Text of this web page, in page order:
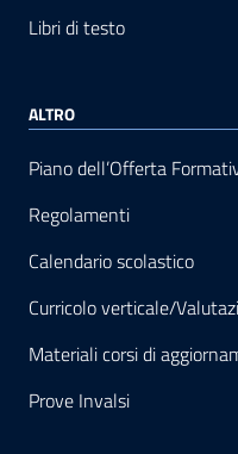
Libri di testo
ALTRO
Piano dell’Offerta
Regolamenti
Calendario scolastico
Curricolo verticale/
Materiali corsi di
Prove Invalsi